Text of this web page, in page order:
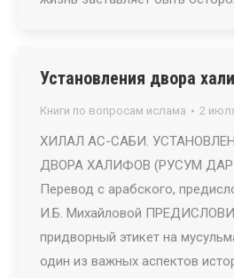
Установления двора
Книги по вопросам ислама 2
ХИЛАЛ АС-САБИ.
ДВОРА ХАЛИФОВ (РУСУМ
Перевод с арабского,
И.Б. Михайловой
придворный этикет на
один из важных аспектов